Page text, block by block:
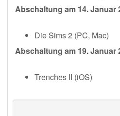
Abschaltung am 14. Januar
Die Sims 2 (PC, Mac)
Abschaltung am 19. Januar
Trenches II (iOS)